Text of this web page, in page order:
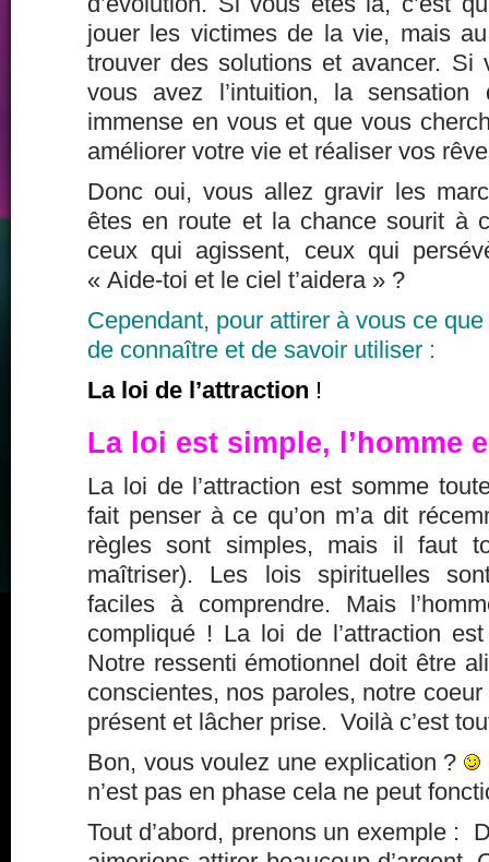
jouer les victimes de la vie, mais
trouver des solutions et avancer. Si
vous avez l’intuition, la
immense en vous et que vous
améliorer votre vie et réaliser vos
Donc oui, vous allez gravir les
êtes en route et la chance sourit à
ceux qui agissent, ceux qui
« Aide-toi et le ciel t’aidera » ?
Cependant, pour attirer à vous ce
de connaître et de savoir utiliser :
La loi de l’attraction !
La loi est simple, l’homme
La loi de l’attraction est somme
fait penser à ce qu’on m’a dit
règles sont simples, mais il faut
maîtriser). Les lois spirituelles
faciles à comprendre. Mais
compliqué ! La loi de l’attraction
Notre ressenti émotionnel doit être
conscientes, nos paroles, notre
présent et lâcher prise. Voilà c’est
Bon, vous voulez une explication ?
n’est pas en phase cela ne peut
Tout d’abord, prenons un exemple :